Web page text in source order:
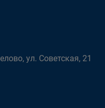
ул. Советская, 21